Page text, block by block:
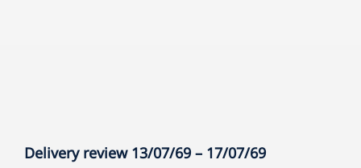
Delivery review 13/07/69 – 17/07/69